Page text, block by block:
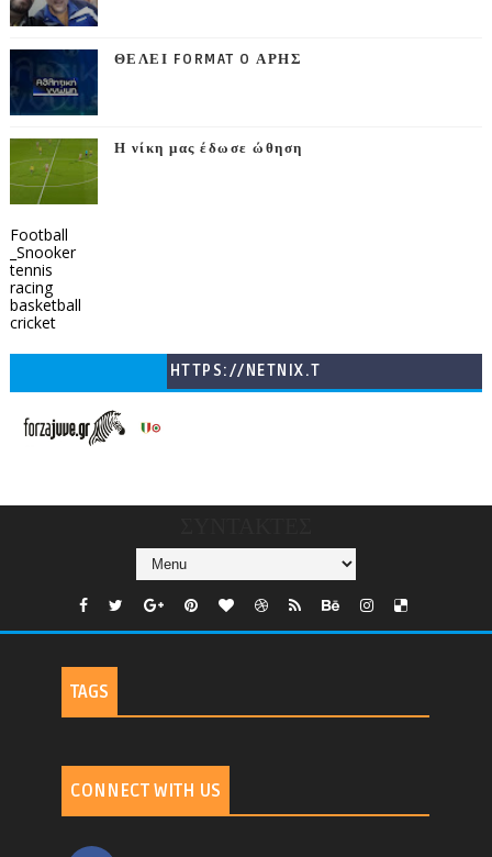
ΘΕΛΕΙ FORMAT O ΑΡΗΣ
Η νίκη μας έδωσε ώθηση
Football
_Snooker
tennis
racing
basketball
cricket
HTTPS://NETNIX.T
TAGS
CONNECT WITH US